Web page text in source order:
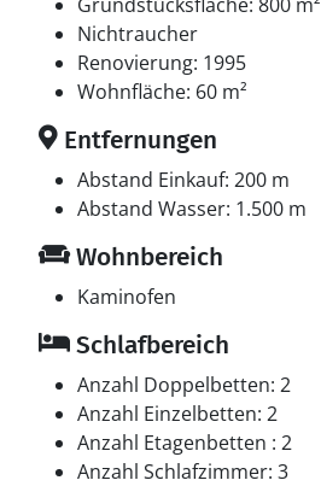
Nichtraucher
Renovierung: 1995
Wohnfläche: 60 m²
Entfernungen
Abstand Einkauf: 200 m
Abstand Wasser: 1.500 m
Wohnbereich
Kaminofen
Schlafbereich
Anzahl Doppelbetten: 2
Anzahl Einzelbetten: 2
Anzahl Etagenbetten : 2
Anzahl Schlafzimmer: 3